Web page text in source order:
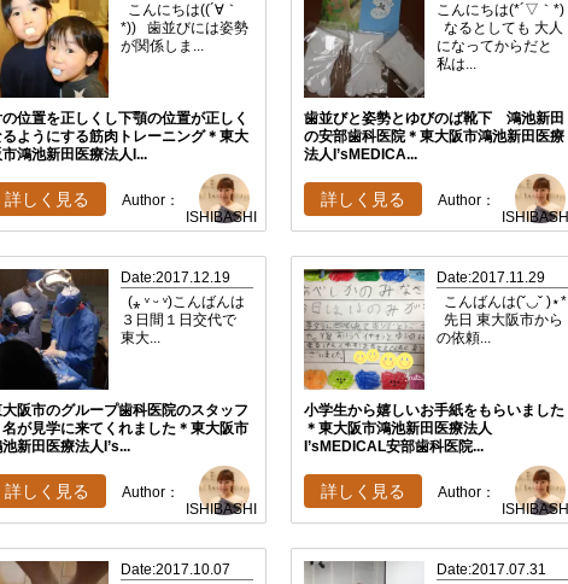
こんにちは((´∀｀
*)) 歯並びには姿勢
が関係しま...
位置を正しくし下顎の位置が正しく
ようにする筋肉トレーニング＊東大
鴻池新田医療法人I...
Author：
ISHIBASHI
詳しく見る
こんにちは(*´▽｀*)
なるとしても 大人
になってからだと
私は...
歯並びと姿勢とゆびのば靴下 鴻池新田
の安部歯科医院＊東大阪市鴻池新田医療
法人I’sMEDICA...
Author：
ISHIBASHI
詳しく見る
Date:2017.12.19
(⁎ ᵛ ᵕ ᵛ)こんばんは
３日間１日交代で
東大...
阪市のグループ歯科医院のスタッフ
が見学に来てくれました＊東大阪市
新田医療法人I’s...
Author：
ISHIBASHI
詳しく見る
Date:2017.11.29
こんばんは(ˇ◡ˇ )⋆*
先日 東大阪市から
の依頼...
小学生から嬉しいお手紙をもらいました
＊東大阪市鴻池新田医療法人
I’sMEDICAL安部歯科医院...
Author：
ISHIBASHI
詳しく見る
Date:2017.10.07
Date:2017.07.31